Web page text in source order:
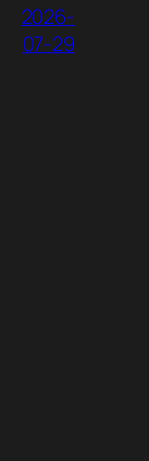
2026-
07-29